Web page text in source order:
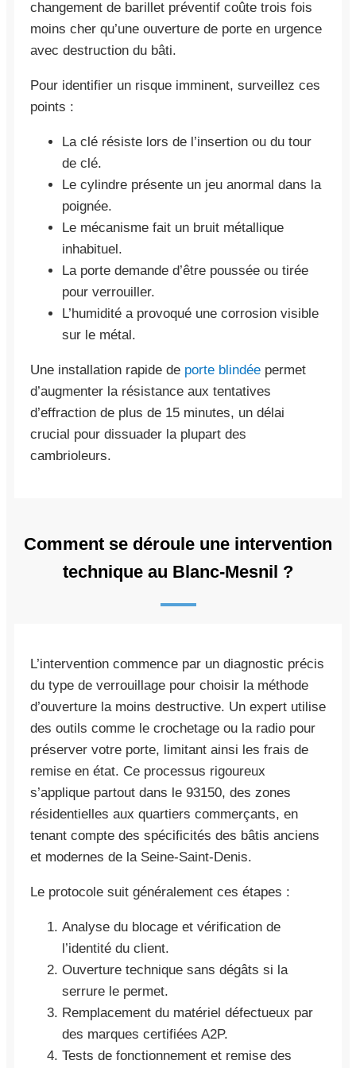
changement de barillet préventif coûte trois fois
moins cher qu’une ouverture de porte en urgence
avec destruction du bâti.
Pour identifier un risque imminent, surveillez ces
points :
La clé résiste lors de l’insertion ou du tour
de clé.
Le cylindre présente un jeu anormal dans la
poignée.
Le mécanisme fait un bruit métallique
inhabituel.
La porte demande d’être poussée ou tirée
pour verrouiller.
L’humidité a provoqué une corrosion visible
sur le métal.
Une installation rapide de porte blindée permet
d’augmenter la résistance aux tentatives
d’effraction de plus de 15 minutes, un délai
crucial pour dissuader la plupart des
cambrioleurs.
Comment se déroule une intervention
technique au Blanc-Mesnil ?
L’intervention commence par un diagnostic précis
du type de verrouillage pour choisir la méthode
d’ouverture la moins destructive. Un expert utilise
des outils comme le crochetage ou la radio pour
préserver votre porte, limitant ainsi les frais de
remise en état. Ce processus rigoureux
s’applique partout dans le 93150, des zones
résidentielles aux quartiers commerçants, en
tenant compte des spécificités des bâtis anciens
et modernes de la Seine-Saint-Denis.
Le protocole suit généralement ces étapes :
Analyse du blocage et vérification de
l’identité du client.
Ouverture technique sans dégâts si la
serrure le permet.
Remplacement du matériel défectueux par
des marques certifiées A2P.
Tests de fonctionnement et remise des